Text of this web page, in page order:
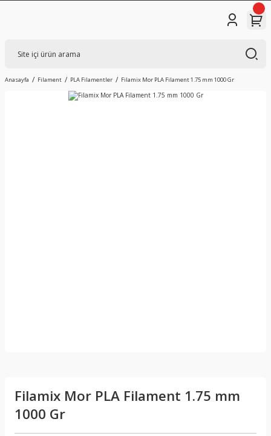
Anasayfa Filament PLA Filamentler Filamix Mor PLA Filament 1.75 mm 1000 Gr
Filamix Mor PLA Filament 1.75 mm
1000 Gr